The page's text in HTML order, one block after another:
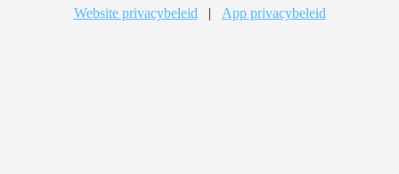
Website privacybeleid
| App privacybeleid